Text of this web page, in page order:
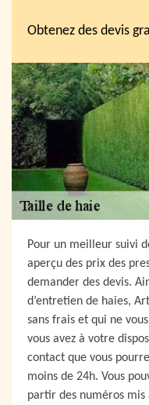
Obtenez des devis
Pour un meilleur suivi
aperçu des prix des
demander des devis.
d’entretien de haies,
sans frais et qui ne
vous avez à votre
contact que vous
moins de 24h. Vous
partir des numéros mis